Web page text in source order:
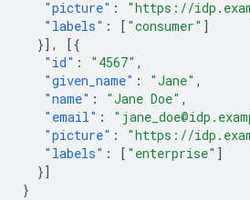
"picture" : "https://
"labels" : [ "consumer" ]
}],
[{
"id" : "4567" ,
"given_name" : "Jane" ,
"name" : "Jane Doe" ,
"email" :
"picture" : "https://
"labels" : [ "enterprise" ]
}]
}